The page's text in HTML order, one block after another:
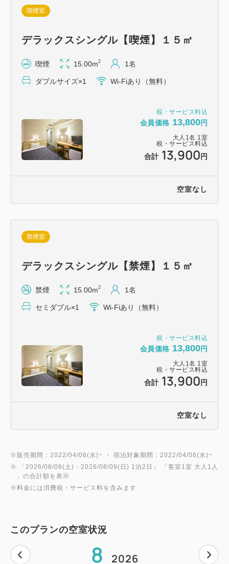
税・サービス料込
会員価格 13,800円
大人 1 名 1 室
税・サービス料込
合計 13,900 円
喫煙室
デラックスシングル【喫煙】１５㎡
喫煙 15.00m2 1名
ダブルサイズ×1 Wi-Fiあり（無料）
空室なし
税・サービス料込
会員価格 13,800円
大人 1 名 1 室
税・サービス料込
合計 13,900 円
禁煙室
デラックスシングル【禁煙】１５㎡
禁煙 15.00m2 1名
セミダブル×1 Wi-Fiあり（無料）
空室なし
※販売期間：2022/04/06(水)~ ・ 宿泊対象期間：2022/04/06(水)~
※ 「 2026/08/08(土) - 2026/08/09(日) 1泊2日 」 「客室1室 大人1人
」の合計額を表示
※料金には消費税・サービス料を含みます
このプランの空室状況
8 2026